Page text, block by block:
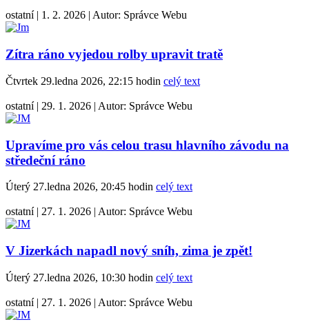
ostatní | 1. 2. 2026 | Autor: Správce Webu
Zítra ráno vyjedou rolby upravit tratě
Čtvrtek 29.ledna 2026, 22:15 hodin celý text
ostatní | 29. 1. 2026 | Autor: Správce Webu
Upravíme pro vás celou trasu hlavního závodu na
středeční ráno
Úterý 27.ledna 2026, 20:45 hodin celý text
ostatní | 27. 1. 2026 | Autor: Správce Webu
V Jizerkách napadl nový sníh, zima je zpět!
Úterý 27.ledna 2026, 10:30 hodin celý text
ostatní | 27. 1. 2026 | Autor: Správce Webu